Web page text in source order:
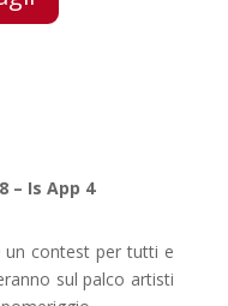
– Is App 4
un contest per tutti e
sul palco artisti